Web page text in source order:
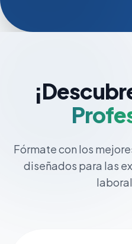
Fórmate con los
diseñados para las